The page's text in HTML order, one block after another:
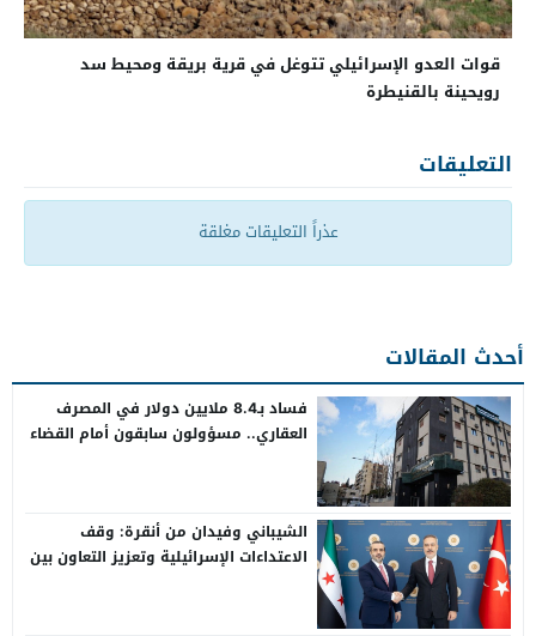
قوات العدو الإسرائيلي تتوغل في قرية بريقة ومحيط سد
رويحينة بالقنيطرة
التعليقات
عذراً التعليقات مغلقة
أحدث المقالات
فساد بـ8.4 ملايين دولار في المصرف
العقاري.. مسؤولون سابقون أمام القضاء
الشيباني وفيدان من أنقرة: وقف
الاعتداءات الإسرائيلية وتعزيز التعاون بين